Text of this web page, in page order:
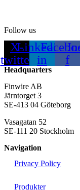
Follow us
X-
twitter
Linkedin-
in
f
Headquarters
Finwire AB
Järntorget 3
SE-413 04 Göteborg
Vasagatan 52
SE-111 20 Stockholm
Navigation
Privacy Policy
Produkter